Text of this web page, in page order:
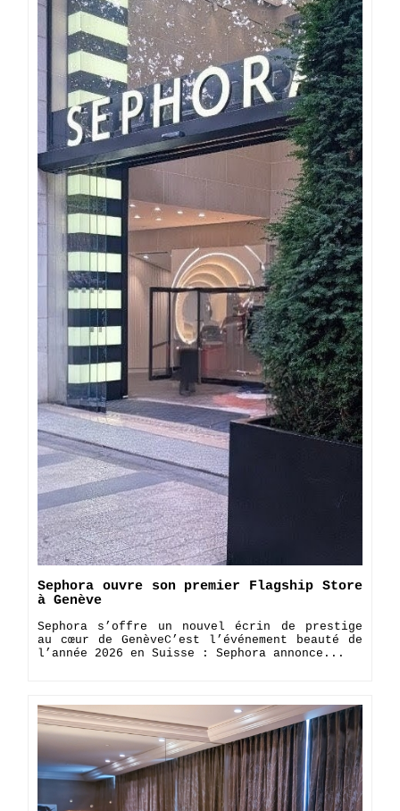
Sephora ouvre son premier Flagship Store
à Genève
Sephora s’offre un nouvel écrin de prestige
au cœur de Genève ​C’est l’événement beauté de
l’année 2026 en Suisse : Sephora annonce...